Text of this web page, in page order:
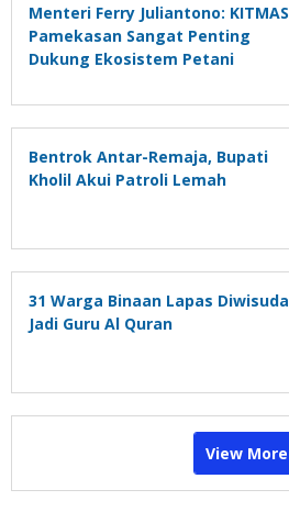
Menteri Ferry Juliantono: KITMAS
Pamekasan Sangat Penting
Dukung Ekosistem Petani
Bentrok Antar-Remaja, Bupati
Kholil Akui Patroli Lemah
31 Warga Binaan Lapas Diwisuda
Jadi Guru Al Quran
View More